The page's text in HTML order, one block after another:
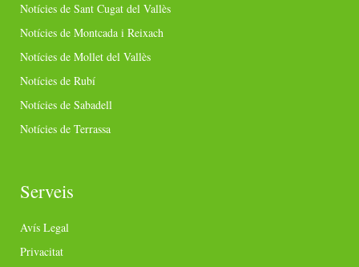
Notícies de Sant Cugat del Vallès
Notícies de Montcada i Reixach
Notícies de Mollet del Vallès
Notícies de Rubí
Notícies de Sabadell
Notícies de Terrassa
Serveis
Avís Legal
Privacitat